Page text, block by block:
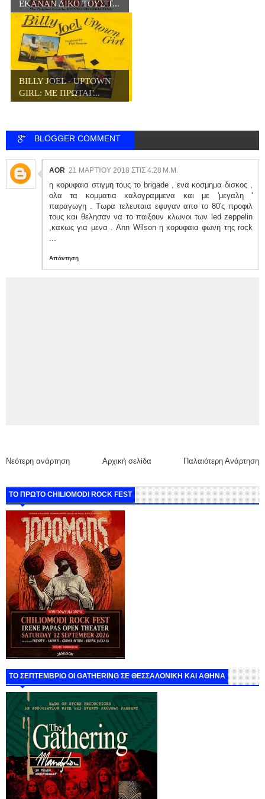
ΕΚΑΝΑΝ ΔΙΚΟ ΤΟΥΣ Τ...
BILLY JOEL - UPTOWN
GIRL: ΜΕ ΠΡΩΤΑΓ...
BLOGGER COMMENT
AOR 21 ΜΑΡΤΊΟΥ 2018 ΣΤΙΣ 4:28 Μ.Μ.
η κορυφαια στιγμη τους το brigade , ενα κοσμημα δισκος ,
ολα τα κομματια καλογραμμενα και με 'μεγαλη '
παραγωγη . Τωρα τελευταια εφυγαν απο το 80'ς προφιλ
τους και θελησαν να το παιξουν κλωνοι των led zeppelin
,κακως για μενα . Ann Wilson η κορυφαια φωνη της rock
...
Απάντηση
Νεότερη ανάρτηση Παλαιότερη Ανάρτηση
Αρχική σελίδα
ΤΟ ΠΡΩΤΟ CHILIOMODI ROCK FEST
ΤΟ ΣΕΠΤΕΜΒΡΙΟ ΟΙ GATHERING ΣΕ ΘΕΣΣΑΛΟΝΙΚΗ ΚΑΙ ΑΘΗΝΑ